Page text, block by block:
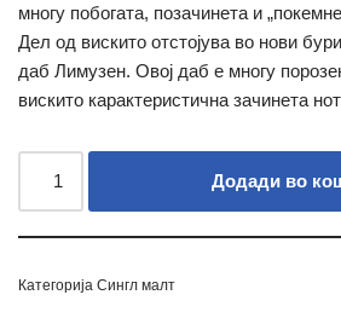
многу побогата, позачинета и
Дел од вискито отстојува во нови
даб Лимузен. Овој даб е многу
вискито карактеристична зачинета
Додади во
Категорија Сингл малт